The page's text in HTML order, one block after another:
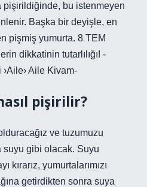
pişirildiğinde, bu istenmeyen
Başka bir deyişle, en
pişmiş yumurta. 8 TEM
dikkatinin tutarlılığı! -
Aile Kivam-
pişirilir?
ve tuzumuzu
suyu gibi olacak. Suyu
kırarız, yumurtalarımızı
getirdikten sonra suya